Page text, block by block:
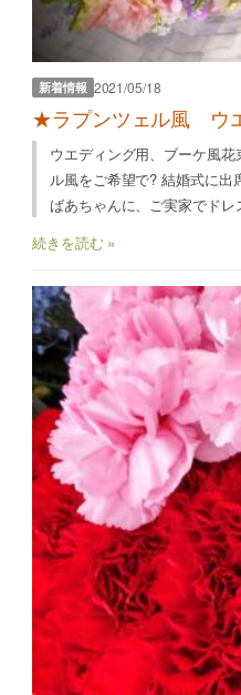
新着情報 2021/05/18
★ラプンツェル風 ウ
ウエディング用、ブーケ風
ル風をご希望で? 結婚式に
ばあちゃんに、ご実家でド
続きを読む »